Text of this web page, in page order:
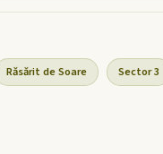
Răsărit de Soare Sector 3